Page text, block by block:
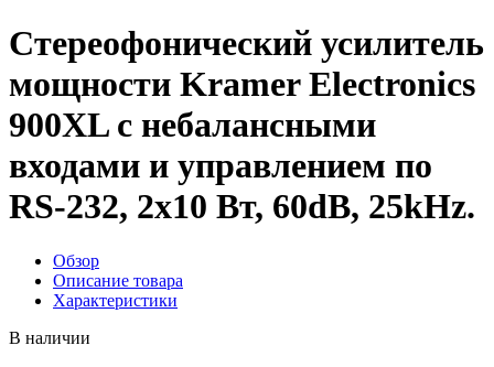
Стереофонический усилитель
мощности Kramer Electronics
900XL с небалансными
входами и управлением по
RS-232, 2х10 Вт, 60dB, 25kHz.
Обзор
Описание товара
Характеристики
В наличии